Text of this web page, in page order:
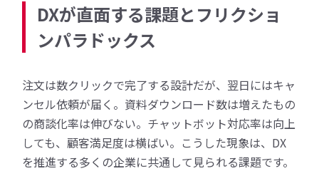
DXが直面する課題とフリクショ
ンパラドックス
注文は数クリックで完了する設計だが、翌日にはキャ
ンセル依頼が届く。資料ダウンロード数は増えたもの
の商談化率は伸びない。チャットボット対応率は向上
しても、顧客満足度は横ばい。こうした現象は、DX
を推進する多くの企業に共通して見られる課題です。